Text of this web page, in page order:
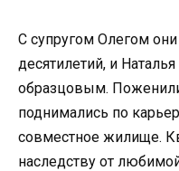
С супругом Олегом
десятилетий, и
образцовым.
поднимались по
совместное жилище.
наследству от